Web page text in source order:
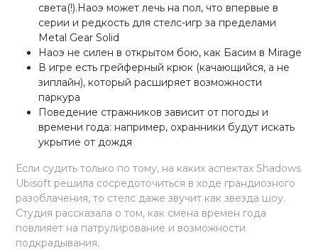
света(!).Наоэ может лечь на пол, что впервые в
серии и редкость для стелс-игр за пределами
Metal Gear Solid
Наоэ не силен в открытом бою, как Басим в Mirage
В игре есть грейферный крюк (качающийся, а не
зиплайн), который расширяет возможности
паркура
Поведение стражников зависит от погоды и
времени года: например, охранники будут искать
укрытие от дождя
Если судить только по тому, на каких аспектах Shadows
Ubisoft решила сосредоточиться в ходе грандиозного
разоблачения, то стелс даже звучит как звезда шоу.
Студия рассказала о том, как смена времен года
повлияет на патрулирование и возможности
подкрадывания.